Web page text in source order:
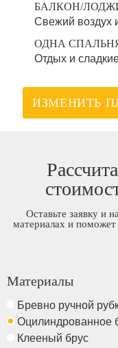
БАЛКОН/
Свежий воздух
ОДНА
Отдых и
ИЗМЕНИТЬ
Оставьте заявку и
материалах и
Материалы
Бревно ручной
Оцилиндрованное
Клееный брус